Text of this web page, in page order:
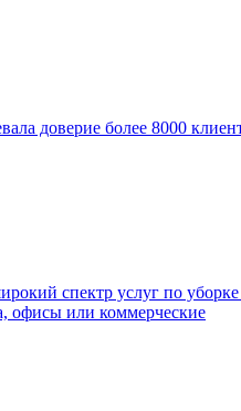
доверие более 8000
спектр услуг по
офисы или коммерческие